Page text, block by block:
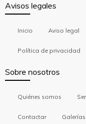
Avisos legales
Inicio Aviso legal
Política de privacidad
Sobre nosotros
Quiénes somos
Contactar